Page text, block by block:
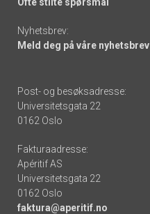
Nyhetsbrev:
Meld deg på våre nyhetsbrev
Post- og besøksadresse:
Universitetsgata 22
0162 Oslo
Fakturaadresse:
Apéritif AS
Universitetsgata 22
0162 Oslo
faktura@aperitif.no